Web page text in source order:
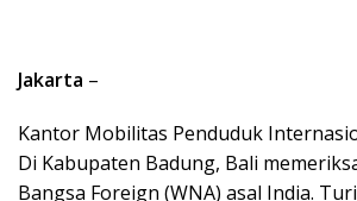
Jakarta –
Kantor Mobilitas Penduduk
Di Kabupaten Badung, Bali
Bangsa Foreign (WNA) asal India.